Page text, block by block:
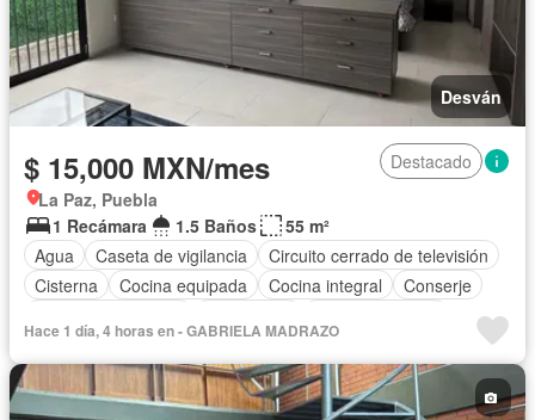
Desván
$ 15,000 MXN/mes
Destacado
La Paz, Puebla
1 Recámara
1.5 Baños
55 m²
Agua
Caseta de vigilancia
Circuito cerrado de televisión
Cisterna
Cocina equipada Cocina integral
Conserje
Gas natural
Internet Azotea
Seguridad
Televisión por cable
Terraza Vista panorámica
Wifi
Permite niños
Completamente amueblado
Hace 1 día, 4 horas en - GABRIELA MADRAZO